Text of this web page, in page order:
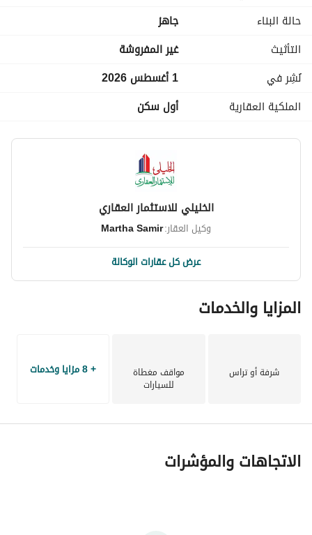
حالة البناء
جاهز
التأثيث
غير المفروشة
نُشِر في
1 أغسطس 2026
الملكية العقارية
أول سكن
الخليلي للاستثمار العقاري
وكيل العقار:Martha Samir
عرض كل عقارات الوكالة
المزايا والخدمات
شرفة أو تراس مواقف مغطاة
للسيارات
+ 8 مزايا وخدمات
الاتجاهات والمؤشرات